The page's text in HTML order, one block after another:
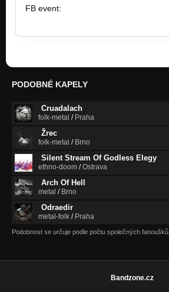
FB event:
PODOBNÉ KAPELY
Cruadalach
folk-metal / Praha
Žrec
folk-metal / Brno
Silent Stream Of Godless Elegy
ethno-doom /Ostrava
Arch Of Hell
metal / Brno
Odraedir
metal-folk / Praha
Podobnost se určuje podle počtu společných fanoušků.
Bandzone.cz